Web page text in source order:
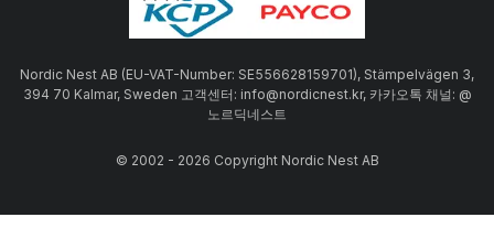
Nordic Nest AB (EU-VAT-Number: SE556628159701), Stämpelvägen 3,
394 70 Kalmar, Sweden 고객센터: info@nordicnest.kr, 카카오톡 채널: @
노르딕네스트
© 2002 - 2026 Copyright Nordic Nest AB